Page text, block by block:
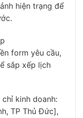
hiện trạng để
form yêu cầu,
sắp xếp lịch
kinh doanh:
TP Thủ Đức],